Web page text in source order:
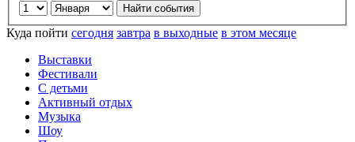
Куда пойти сегодня завтра в выходные в этом месяце
Выставки
Фестивали
С детьми
Активный отдых
Музыка
Шоу